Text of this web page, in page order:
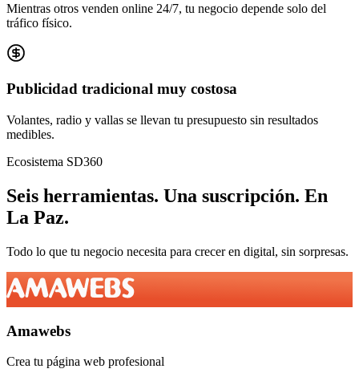
Mientras otros venden online 24/7, tu negocio depende solo del
tráfico físico.
Publicidad tradicional muy costosa
Volantes, radio y vallas se llevan tu presupuesto sin resultados
medibles.
Ecosistema SD360
Seis herramientas. Una suscripción. En
La Paz.
Todo lo que tu negocio necesita para crecer en digital, sin sorpresas.
Amawebs
Crea tu página web profesional